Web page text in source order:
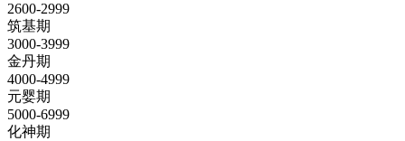
2600-2999
筑基期
3000-3999
金丹期
4000-4999
元婴期
5000-6999
化神期